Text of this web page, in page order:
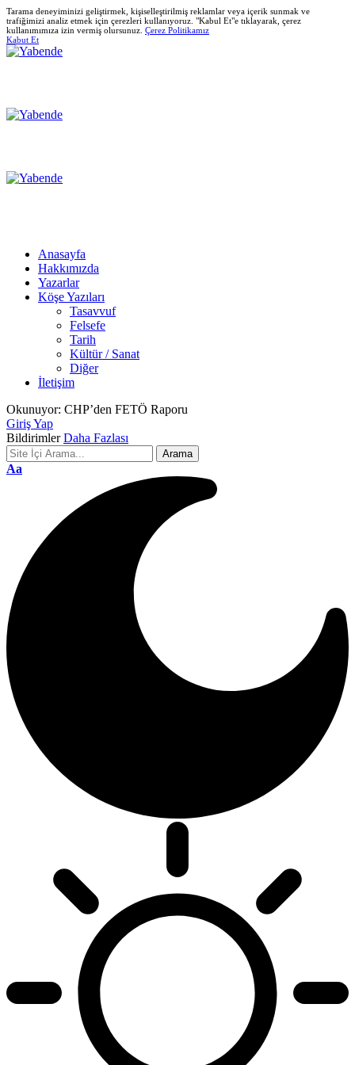
Tarama deneyiminizi geliştirmek, kişiselleştirilmiş reklamlar veya içerik sunmak ve
trafiğimizi analiz etmek için çerezleri kullanıyoruz. "Kabul Et"e tıklayarak, çerez
kullanımımıza izin vermiş olursunuz. Çerez Politikamız
Kabut Et
Anasayfa
Hakkımızda
Yazarlar
Köşe Yazıları
Tasavvuf
Felsefe
Tarih
Kültür / Sanat
Diğer
İletişim
Okunuyor: CHP’den FETÖ Raporu
Giriş Yap
Bildirimler Daha Fazlası
Font
Aa